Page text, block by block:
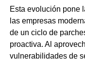
Esta evolución pone
las empresas
de un ciclo de
proactiva. Al
vulnerabilidades de